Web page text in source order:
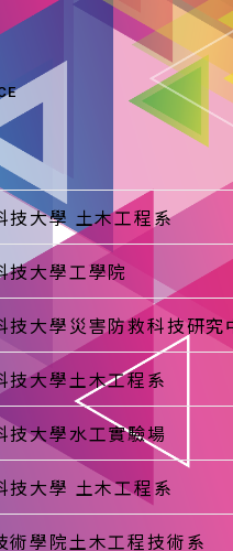
技大學 土木工程系
技大學工學院
技大學災害防救科技研究
技大學土木工程系
技大學水工實驗場
技大學 土木工程系
術學院土木工程技術系